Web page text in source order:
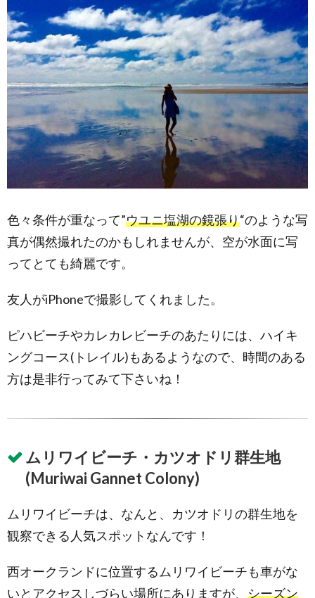
色々条件が重なって”ウユニ塩湖の鏡張り“のような写
真が偶然撮れたのかもしれませんが、空が水面に写
ってとても綺麗です。
友人がiPhoneで撮影してくれました。
ピハビーチやカレカレビーチのあたりには、ハイキ
ングコース(トレイル)もあるようなので、時間のある
方は是非行ってみて下さいね！
ムリワイビーチ・カツオドリ群生地
(Muriwai Gannet Colony)
ムリワイビーチは、なんと、カツオドリの群生地を
観察できる人気スポットなんです！
西オークランドに位置するムリワイビーチも車がな
いとアクセスしづらい場所にありますが、 シーズン